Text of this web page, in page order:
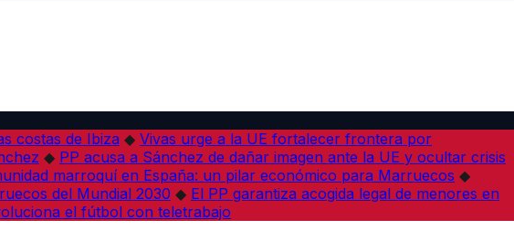
costas de Ibiza ◆ Vivas urge a la UE fortalecer frontera por
◆ PP acusa a Sánchez de dañar imagen ante la UE y ocultar crisis
marroquí en España: un pilar económico para Marruecos ◆
del Mundial 2030 ◆ El PP garantiza acogida legal de menores en
el fútbol con teletrabajo